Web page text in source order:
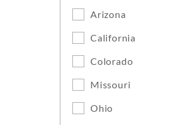
Arizona
California
Colorado
Missouri
Ohio